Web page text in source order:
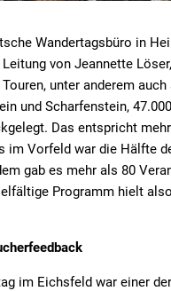
Wandertagsbüro in
von Jeannette
unter anderem auch
und Scharfenstein, 47.000
Das entspricht
im Vorfeld war die Hälfte
gab es mehr als 80
Programm hielt
im Eichsfeld war einer